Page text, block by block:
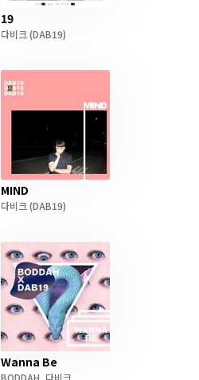
19
다비크 (DAB19)
MIND
다비크 (DAB19)
Wanna Be
BODDAH 다비크